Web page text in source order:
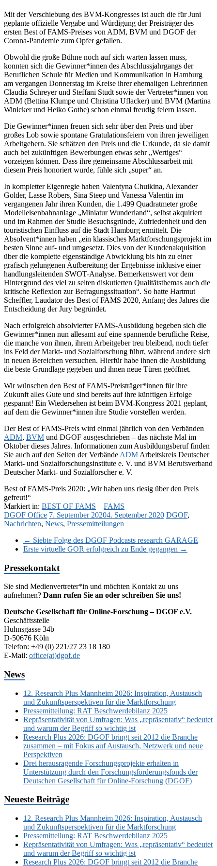
Mit der Verschiebung des BVM-Kongresses ist auch die für Juni
geplante offizielle Vergabe und Würdigung der Preisträger des
ersten Best of FAMS-Preises von ADM, BVM und DGOF der
Corona-Pandemie zum Opfer gefallen.
Obwohl die große Bühne noch auf sich warten lassen muss,
konnten sich die Gewinner*innen des Abschlussjahrgangs der
Beruflichen Schule für Medien und Kommunikation in Hamburg
am vergangen Donnerstag im Kreise ihrer ehemaligen Lehrerinnen
Claudia Schreyer und Steffani Studt sowie der Vertreter*innen von
ADM (Bettina Klumpe und Christina Uflacker) und BVM (Martina
Winicker und Heiko Gothe) schon einmal freudig feiern lassen.
Die Gewinner*innen freuen sich sehr über den Preis und über
großes Lob sowie spontane Gratulationsfeiern von ihren jeweiligen
Arbeitgebern. Sie schätzen den Preis und die Urkunde, da sie damit
auch bei zukünftigen Bewerbungen etwas sehr „Wertiges“
vorzeigen können. Dass ihre gemeinsame Abschlussarbeit mit
diesem Preis honoriert wurde, fühle sich „super“ an.
In kompletter Eigenregie haben Valentyna Chuikina, Alexander
Golder, Lasse Robers, Sina Steep und Vanessa Valentin im
vergangenen Jahr ihren Kunden, die 1.499 Quadratmeter große
Modelleisenbahnanlage „Miniatur Wunderland“, selbst akquiriert
und im Rahmen der Studie Besuchsgründe, Zufriedenheit und den
touristischen Einfluss auf die Stadt Hamburg ermittelt. Die
Absolvent*innen haben „ein klassisches Marktforschungsprojekt im
besten Sinne auf- und umgesetzt. Dies von der Kundenakquisition
über die komplette eigenständige Abwicklung bis hin zu einer
grafisch gelungenen Aufbereitung der Ergebnisse inklusive einer
handlungsleitenden SWOT-Analyse. Bemerkenswert vor dem
Hintergrund des viel zu selten diskutierten Qualitätsthemas auch die
kritische Reflexion zur Befragungssituation“. So hatte Hartmut
Scheffler, Laudator des Best of FAMS 2020, Anfang des Jahres die
Entscheidung der Jury begründet.
Nach erfolgreich absolvierter FAMS-Ausbildung begeben sich die
Gewinner*innen nun allesamt auf eine spannende berufliche Reise,
die manche von ihnen, ihrem Arbeitgeber treu bleibend, noch tiefer
ins Feld der Markt- und Sozialforschung führt, während andere sich
in neuen Bereichen versuchen. Hierfür habe ihnen die Ausbildung
die beste Grundlage gegeben und ihnen neue Türen geöffnet.
Wir wünschen den Best of FAMS-Preisträger*innen für ihre
Zukunft alles Gute und sind bereits auf ihre künftigen Erfolge
gespannt! Ein Wiedersehen ist beim BVM-Kongress 2021 geplant,
auf dem die Gewinner*innen ihre Studie vorstellen werden.
Der Best of FAMS-Preis wird einmal jährlich von den Verbänden
ADM, BVM und DGOF ausgeschrieben – das nächste Mal im
Oktober dieses Jahres. Informationen zum Ausbildungsberuf finden
Sie auch auf den Seiten der Verbände ADM Arbeitskreis Deutscher
Markt- und Sozialforschungsinstitute e. V. und BVM Berufsverband
Deutscher Markt- und Sozialforscher e. V.
Best of FAMS-Preis 2020: „Wir haben uns riesig über den Preis
gefreut!“
Markiert in: BEST OF FAMS
FAMS
DGOF Office 7. September 20204. September 2020 DGOF,
Nachrichten, News, Pressemitteilungen
← Siebte Folge des DGOF Podcasts research GARAGE
Erste virtuelle GOR erfolgreich zu Ende gegangen →
Pressekontakt
Sie sind Medienvertreter*in und möchten Kontakt zu uns
aufnehmen? Dann rufen Sie an oder schreiben Sie uns!
Deutsche Gesellschaft für Online-Forschung – DGOF e.V.
Geschäftsstelle
Huhnsgasse 34b
D-50676 Köln
Telefon: +49 (0) 221/27 23 18 180
E-Mail: office(at)dgof.de
News
12. Research Plus Mannheim 2026: Inspiration, Austausch
und Zukunftsperspektiven für die Marktforschung
Pressemitteilung: RAT Beschwerdebilanz 2025
Repräsentativität von Umfragen: Was „repräsentativ“ bedeutet
und warum der Begriff so wichtig ist
Research Plus 2026: DGOF bringt seit 2012 die Branche
zusammen – mit Fokus auf Austausch, Netzwerk und neue
Perspektiven
Drei herausragende Forschungsprojekte erhalten in
Unterstützung durch den Forschungsförderungsfonds der
Deutschen Gesellschaft für Online-Forschung (DGOF)
Neueste Beiträge
12. Research Plus Mannheim 2026: Inspiration, Austausch
und Zukunftsperspektiven für die Marktforschung
Pressemitteilung: RAT Beschwerdebilanz 2025
Repräsentativität von Umfragen: Was „repräsentativ“ bedeutet
und warum der Begriff so wichtig ist
Research Plus 2026: DGOF bringt seit 2012 die Branche